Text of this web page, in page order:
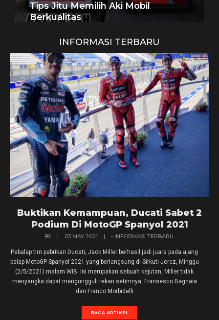
Tips Jitu Memilih Aki Mobil
Berkualitas
INFORMASI TERBARU
Buktikan Kemampuan, Ducati Sabet 2
Podium Di MotoGP Spanyol 2021
BY | 03 MAY 2021 | - INFORMASI TERBARU
Pebalap tim pabrikan Ducati, Jack Miller berhasil jadi juara pada ajang
balap MotoGP Spanyol 2021 yang berlangsung di Sirkuti Jerez, Minggu
(2/5/2021) malam WIB. Ini merupakan sebuah kejutan, Miller tidak
menyangka dapat mengungguli rekan setimnya, Fransesco Bagnaia
dan Franco Morbidelli
BACA ARTIKEL